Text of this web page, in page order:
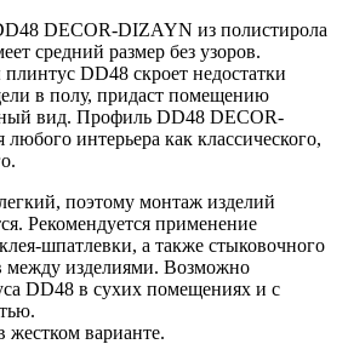
DECOR-DIZAYN из полистирола
средний размер без узоров.
DD48 скроет недостатки
в полу, придаст помещению
вид. Профиль DD48 DECOR-
интерьера как классического,
поэтому монтаж изделий
Рекомендуется применение
шпатлевки, а также стыковочного
между изделиями. Возможно
DD48 в сухих помещениях и с
жестком варианте.